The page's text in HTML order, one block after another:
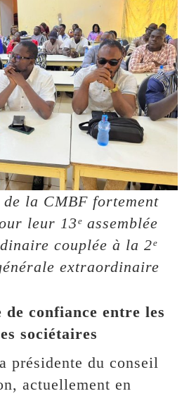
de la CMBF fortement
leur 13ᵉ assemblée
couplée à la 2ᵉ
extraordinaire
de confiance entre les
sociétaires
présidente du conseil
actuellement en